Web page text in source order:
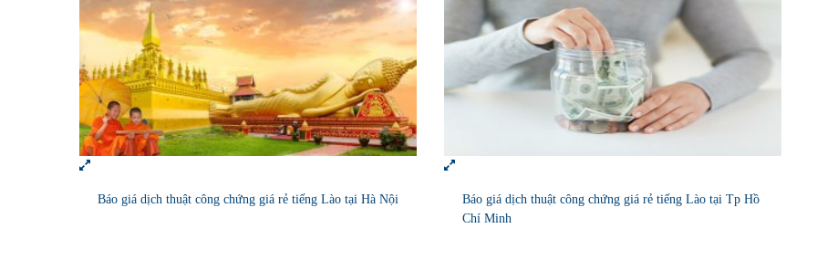
Báo giá dịch thuật công chứng giá rẻ tiếng Lào tại Hà Nội
Báo giá dịch thuật công chứng giá rẻ tiếng Lào tại Tp Hồ
Chí Minh